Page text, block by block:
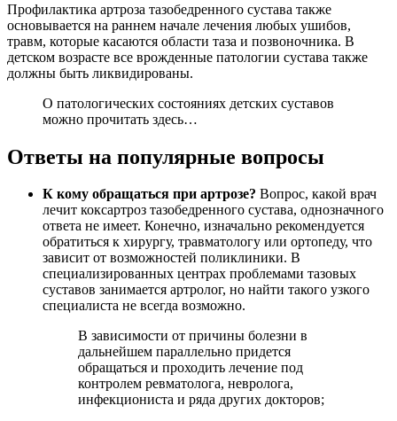
Профилактика артроза тазобедренного сустава также
основывается на раннем начале лечения любых ушибов,
травм, которые касаются области таза и позвоночника. В
детском возрасте все врожденные патологии сустава также
должны быть ликвидированы.
О патологических состояниях детских суставов
можно прочитать здесь…
Ответы на популярные вопросы
К кому обращаться при артрозе? Вопрос, какой врач
лечит коксартроз тазобедренного сустава, однозначного
ответа не имеет. Конечно, изначально рекомендуется
обратиться к хирургу, травматологу или ортопеду, что
зависит от возможностей поликлиники. В
специализированных центрах проблемами тазовых
суставов занимается артролог, но найти такого узкого
специалиста не всегда возможно.
В зависимости от причины болезни в
дальнейшем параллельно придется
обращаться и проходить лечение под
контролем ревматолога, невролога,
инфекциониста и ряда других докторов;